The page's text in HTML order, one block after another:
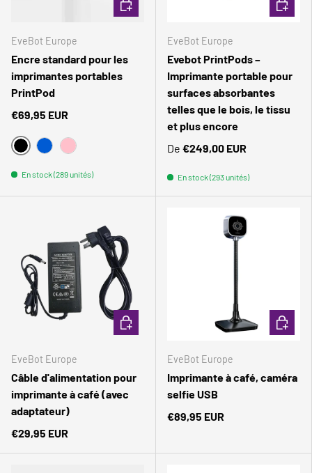
EveBot Europe
Encre standard pour les
imprimantes portables
PrintPod
€69,95 EUR
NOIRBLEUROSA
En stock (289 unités)
EveBot Europe
Evebot PrintPods –
Imprimante portable pour
surfaces absorbantes
telles que le bois, le tissu
et plus encore
De €249,00 EUR
En stock (293 unités)
EveBot Europe
Câble d'alimentation pour
imprimante à café (avec
adaptateur)
€29,95 EUR
AJOUTER AU PANIER
Comparer
EveBot Europe
Imprimante à café, caméra
selfie USB
€89,95 EUR